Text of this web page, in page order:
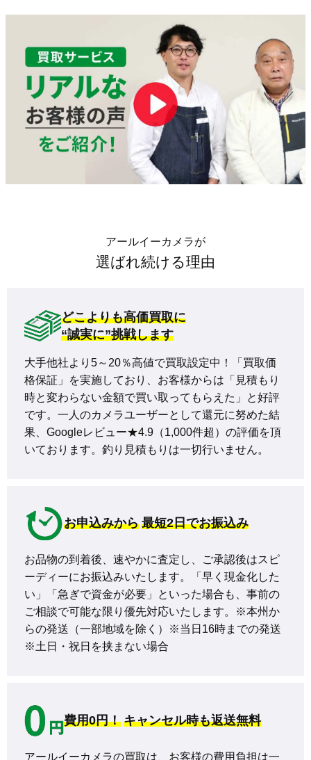
アールイーカメラが
選ばれ続ける理由
どこよりも高価買取に
“誠実に”挑戦します
大手他社より5～20％高値で買取設定中！「買取価
格保証」を実施しており、お客様からは「見積もり
時と変わらない金額で買い取ってもらえた」と好評
です。一人のカメラユーザーとして還元に努めた結
果、Googleレビュー★4.9（1,000件超）の評価を頂
いております。釣り見積もりは一切行いません。
お申込みから 最短2日でお振込み
お品物の到着後、速やかに査定し、ご承認後はスピ
ーディーにお振込みいたします。「早く現金化した
い」「急ぎで資金が必要」といった場合も、事前の
ご相談で可能な限り優先対応いたします。※本州か
らの発送（一部地域を除く）※当日16時までの発送
※土日・祝日を挟まない場合
費用0円！ キャンセル時も返送無料
アールイーカメラの買取は、お客様の費用負担は一